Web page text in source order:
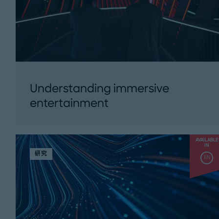
Understanding immersive
entertainment
the senses and uncover growth
opportunities in immersive art and digital
content. ...
AVAILABLE
IN
EN
研究